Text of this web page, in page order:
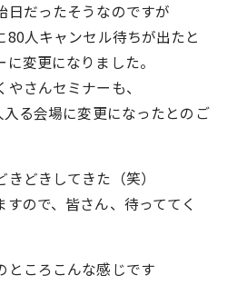
日だったそうなのですが
80人キャンセル待ちが出たと
変更になりました。
さんセミナーも、
る会場に変更になったとのご
どきしてきた（笑）
ので、皆さん、待っててく
ところこんな感じです